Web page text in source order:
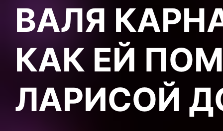
ВАЛЯ
КАК ЕЙ
ЛАРИСОЙ